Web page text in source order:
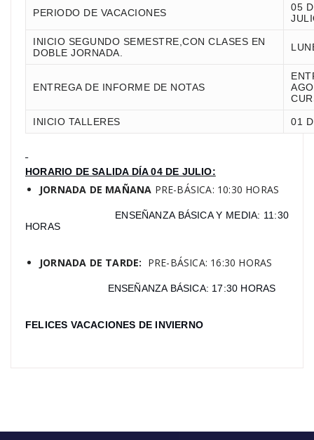
PERIODO DE VACACIONES
05
INICIO SEGUNDO SEMESTRE,CON CLASES EN
DOBLE JORNADA.
ENTREGA DE INFORME DE NOTAS
INICIO TALLERES 01
HORARIO DE SALIDA DÍA 04 DE JULIO:
JORNADA DE MAÑANA PRE-BÁSICA: 10:30 HORAS
ENSEÑANZA BÁSICA Y MEDIA: 11:30
HORAS
JORNADA DE TARDE: PRE-BÁSICA: 16:30 HORAS
ENSEÑANZA BÁSICA: 17:30 HORAS
FELICES VACACIONES DE INVIERNO